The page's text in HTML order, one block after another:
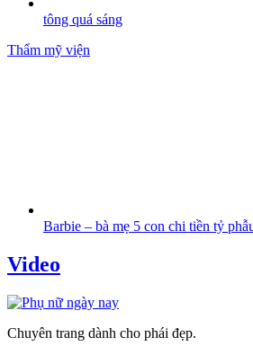
tông quá sáng
Thẩm mỹ viện
Barbie – bà mẹ 5 con chi tiền tỷ
Video
Chuyên trang dành cho phái đẹp.